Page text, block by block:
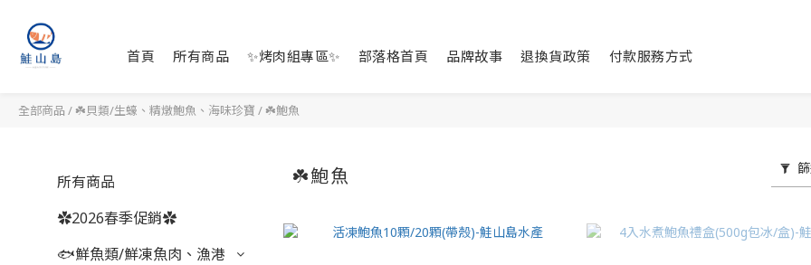
首頁 所有商品 ✨烤肉組專區✨ 部落格首頁 品牌故事 退換貨政策 付款服務方式
全部商品 /☘️貝類/生蠔、精燉鮑魚、海味珍寶 /☘️鮑魚
所有商品
✿2026春季促銷✿
🐟鮮魚類/鮮凍魚肉、漁港
☘️鮑魚